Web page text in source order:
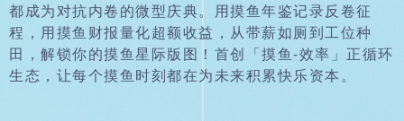
都成为对抗内卷的微型庆典。用摸鱼年鉴记录反卷征
程，用摸鱼财报量化超额收益，从带薪如厕到工位种
田，解锁你的摸鱼星际版图！首创「摸鱼-效率」正循环
生态，让每个摸鱼时刻都在为未来积累快乐资本。